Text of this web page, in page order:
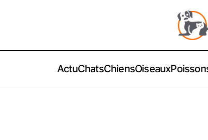
ActuChatsChiensOiseaux